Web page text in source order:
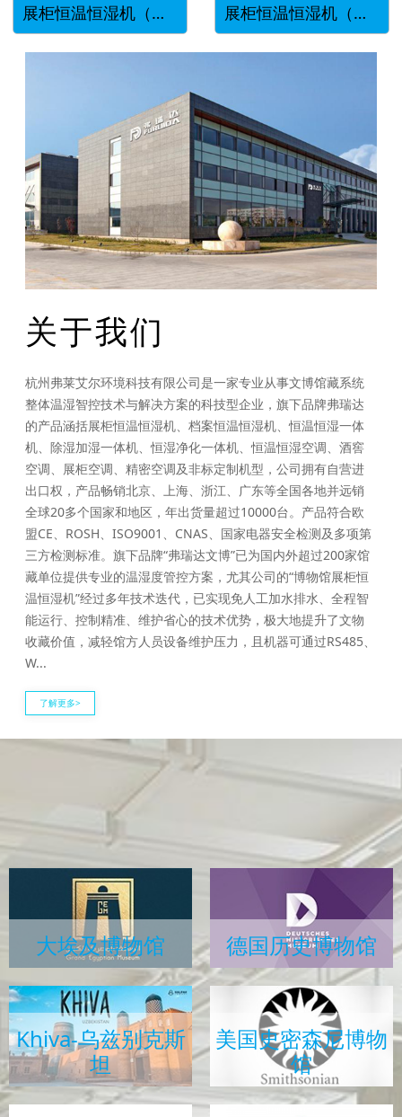
展柜恒温恒湿机（墙柜） 展柜恒温恒湿机（平柜）
关于我们
杭州弗莱艾尔环境科技有限公司是一家专业从事文博馆藏系统
整体温湿智控技术与解决方案的科技型企业，旗下品牌弗瑞达
的产品涵括展柜恒温恒湿机、档案恒温恒湿机、恒温恒湿一体
机、除湿加湿一体机、恒湿净化一体机、恒温恒湿空调、酒窖
空调、展柜空调、精密空调及非标定制机型，公司拥有自营进
出口权，产品畅销北京、上海、浙江、广东等全国各地并远销
全球20多个国家和地区，年出货量超过10000台。产品符合欧
盟CE、ROSH、ISO9001、CNAS、国家电器安全检测及多项第
三方检测标准。旗下品牌“弗瑞达文博”已为国内外超过200家馆
藏单位提供专业的温湿度管控方案，尤其公司的“博物馆展柜恒
温恒湿机”经过多年技术迭代，已实现免人工加水排水、全程智
能运行、控制精准、维护省心的技术优势，极大地提升了文物
收藏价值，减轻馆方人员设备维护压力，且机器可通过RS485、
W...
了解更多>
大埃及博物馆 德国历史博物馆
Khiva-乌兹别克斯
坦
美国史密森尼博物
馆